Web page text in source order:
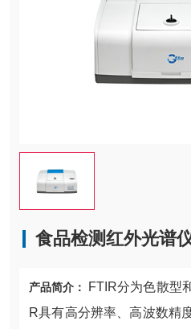
食品检测红外光谱
产品简介：
FTIR分为色散型
R具有高分辨率、高波数精